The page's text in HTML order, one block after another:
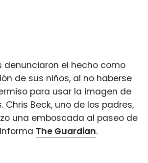
denunciaron el hecho como
de sus niños, al no haberse
para usar la imagen de
Chris Beck, uno de los padres,
una emboscada al paseo de
The Guardian.